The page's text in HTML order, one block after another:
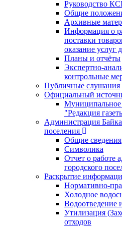
Руководство
Общие
Архивные
Информация о
поставки
оказание
Планы и отчёты
Экспертно-
контрольные
Публичные слушания
Официальный
Муниципальное
"Редакция
Администрация
поселения
Общие сведения
Символика
Отчет о работе
городского
Раскрытие
Нормативно-
Холодное
Водоотведение
Утилизация
отходов